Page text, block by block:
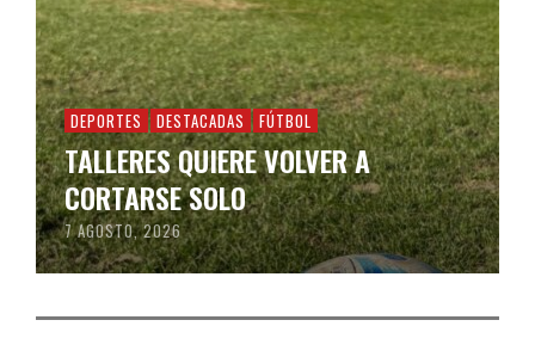
DEPORTES DESTACADAS FÚTBOL
TALLERES QUIERE VOLVER A
CORTARSE SOLO
7 AGOSTO, 2026